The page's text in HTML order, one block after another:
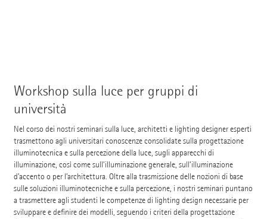
Workshop sulla luce per gruppi di
università
Nel corso dei nostri seminari sulla luce, architetti e lighting designer esperti
trasmettono agli universitari conoscenze consolidate sulla progettazione
illuminotecnica e sulla percezione della luce, sugli apparecchi di
illuminazione, così come sull’illuminazione generale, sull’illuminazione
d’accento o per l’architettura. Oltre alla trasmissione delle nozioni di base
sulle soluzioni illuminotecniche e sulla percezione, i nostri seminari puntano
a trasmettere agli studenti le competenze di lighting design necessarie per
sviluppare e definire dei modelli, seguendo i criteri della progettazione